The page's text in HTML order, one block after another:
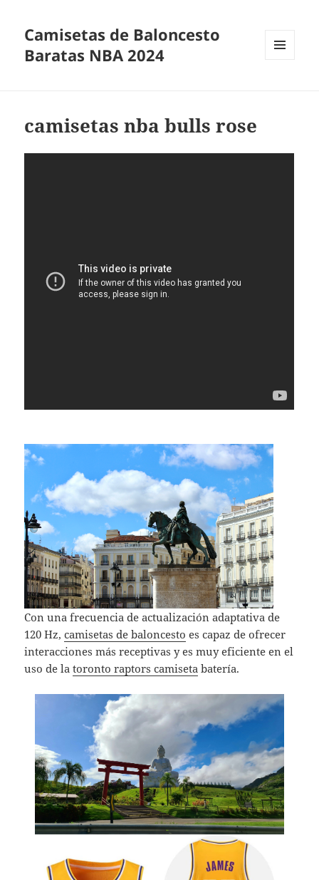
Camisetas de Baloncesto
Baratas NBA 2024
camisetas nba bulls rose
Con una frecuencia de actualización adaptativa de
120 Hz,camisetas de baloncesto es capaz de ofrecer
interacciones más receptivas y es muy eficiente en el
uso de latoronto raptors camiseta batería.